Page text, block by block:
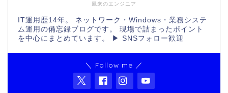
風来のエンジニア
IT運用歴14年。 ネットワーク・Windows・業務システ
ム運用の備忘録ブログです。 現場で詰まったポイント
を中心にまとめています。 ▶ SNSフォロー歓迎
＼ Follow me ／